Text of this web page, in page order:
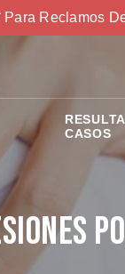
Para Reclamos
CASOS